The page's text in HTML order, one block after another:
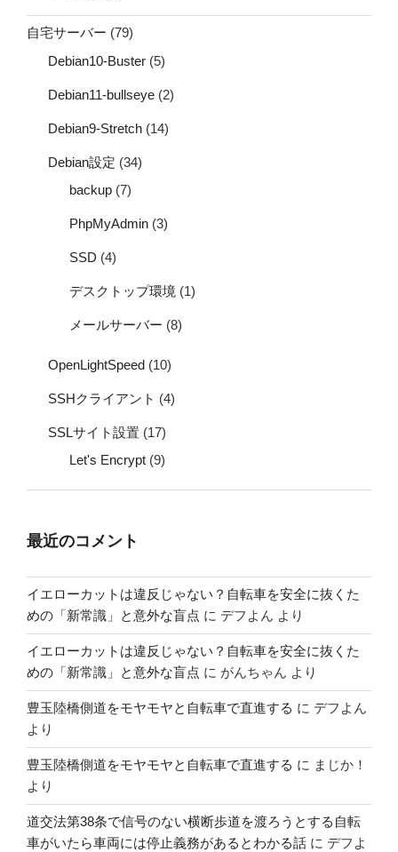
自宅サーバー (79)
Debian10-Buster (5)
Debian11-bullseye (2)
Debian9-Stretch (14)
Debian設定 (34)
backup (7)
PhpMyAdmin (3)
SSD (4)
デスクトップ環境 (1)
メールサーバー (8)
OpenLightSpeed (10)
SSHクライアント (4)
SSLサイト設置 (17)
Let's Encrypt (9)
最近のコメント
イエローカットは違反じゃない？自転車を安全に抜くた
めの「新常識」と意外な盲点 に デフよん より
イエローカットは違反じゃない？自転車を安全に抜くた
めの「新常識」と意外な盲点 に がんちゃん より
豊玉陸橋側道をモヤモヤと自転車で直進する に デフよん
より
豊玉陸橋側道をモヤモヤと自転車で直進する に まじか！
より
道交法第38条で信号のない横断歩道を渡ろうとする自転
車がいたら車両には停止義務があるとわかる話 に デフよ